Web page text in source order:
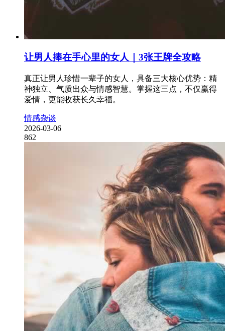
让男人捧在手心里的女人｜3张王牌全攻略
真正让男人珍惜一辈子的女人，具备三大核心优势：精
神独立、气质出众与情感智慧。掌握这三点，不仅赢得
爱情，更能收获长久幸福。
情感杂谈
2026-03-06
862